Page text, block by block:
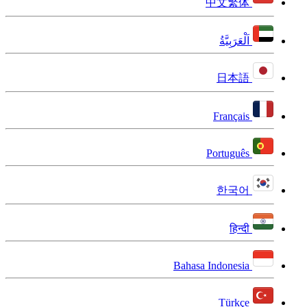
中文繁体
اَلْعَرَبِيَّةُ
日本語
Français
Português
한국어
हिन्दी
Bahasa Indonesia
Türkçe